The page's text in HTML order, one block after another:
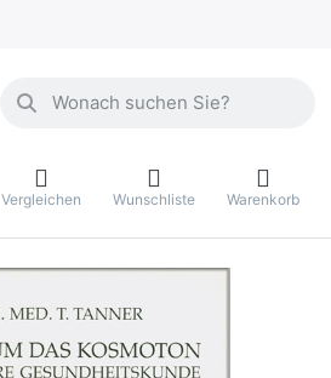
Geben Sie einen Suchbegriff ein.
Vergleichen Wunschliste Warenkorb